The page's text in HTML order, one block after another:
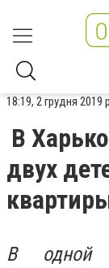
18:19, 2 грудня 2019 р.
В
двух
В одной